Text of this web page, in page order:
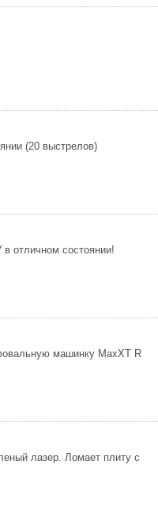
(20 выстрелов)
отличном состоянии!
машинку MaxXT R
лазер. Ломает плиту с